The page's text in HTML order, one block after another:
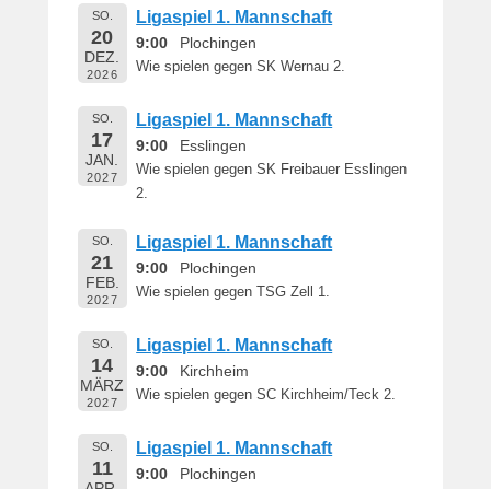
a
M
SO.
20
DEZ.
2026
Ligaspiel 1. Mannschaft
9:00 Plochingen
Wie spielen gegen SK Wernau 2.
SO.
17
JAN.
2027
Ligaspiel 1. Mannschaft
9:00 Esslingen
Wie spielen gegen SK Freibauer Esslingen
2.
SO.
21
FEB.
2027
Ligaspiel 1. Mannschaft
9:00 Plochingen
Wie spielen gegen TSG Zell 1.
SO.
14
MÄRZ
2027
Ligaspiel 1. Mannschaft
9:00 Kirchheim
Wie spielen gegen SC Kirchheim/Teck 2.
SO.
11
Ligaspiel 1. Mannschaft
9:00 Plochingen